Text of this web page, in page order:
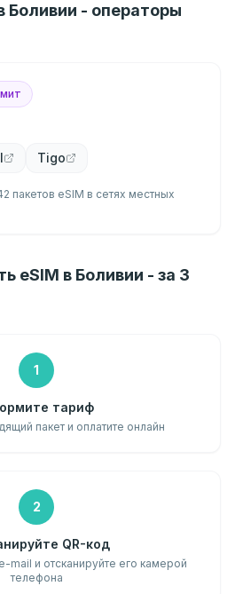
Боливии - операторы
Tigo
пакетов eSIM в сетях местных
eSIM в Боливии - за 3
1
тариф
пакет и оплатите онлайн
2
QR-код
mail и отсканируйте его камерой
телефона